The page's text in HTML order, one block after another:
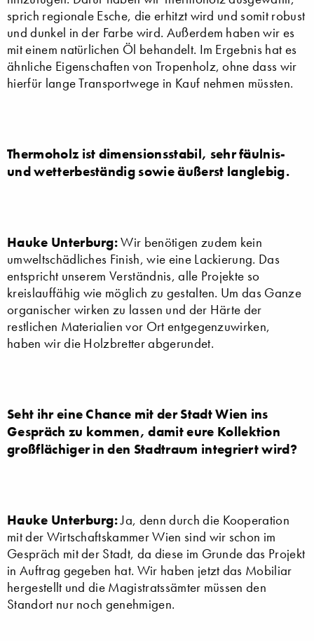
sprich regionale Esche, die erhitzt wird und somit robust
und dunkel in der Farbe wird. Außerdem haben wir es
mit einem natürlichen Öl behandelt. Im Ergebnis hat es
ähnliche Eigenschaften von Tropenholz, ohne dass wir
hierfür lange Transportwege in Kauf nehmen müssten.
Thermoholz ist dimensionsstabil, sehr fäulnis-
und wetterbeständig sowie äußerst langlebig.
Hauke Unterburg:Wir benötigen zudem kein
umweltschädliches Finish, wie eine Lackierung. Das
entspricht unserem Verständnis, alle Projekte so
kreislauffähig wie möglich zu gestalten. Um das Ganze
organischer wirken zu lassen und der Härte der
restlichen Materialien vor Ort entgegenzuwirken,
haben wir die Holzbretter abgerundet.
Seht ihr eine Chance mit der Stadt Wien ins
Gespräch zu kommen, damit eure Kollektion
großflächiger in den Stadtraum integriert wird?
Hauke Unterburg:Ja, denn durch die Kooperation
mit der Wirtschaftskammer Wien sind wir schon im
Gespräch mit der Stadt, da diese im Grunde das Projekt
in Auftrag gegeben hat. Wir haben jetzt das Mobiliar
hergestellt und die Magistratssämter müssen den
Standort nur noch genehmigen.